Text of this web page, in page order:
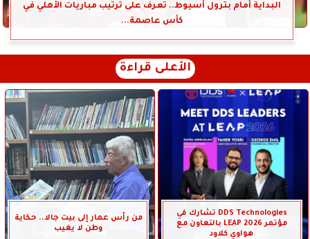
البداية أمام بترول أسيوط.. تعرف على ترتيب مباريات الأهلي في
كأس عاصمة...
الأعلى قراءة
DDS Technologies تشارك في
مؤتمر LEAP 2026 بالتعاون مع
هواوي كلاود
من رأس عمار إلى بيت جالا.. حكاية
وطن لا يغيب